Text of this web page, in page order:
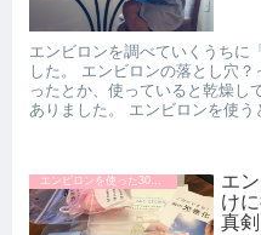
エンビロンを調べていくうちに
した。 エンビロンの落とし穴
ったとか、使っていると乾燥し
ありました。 エンビロンを使う
エンビロンを使った30代の口コミ
エ
け
真